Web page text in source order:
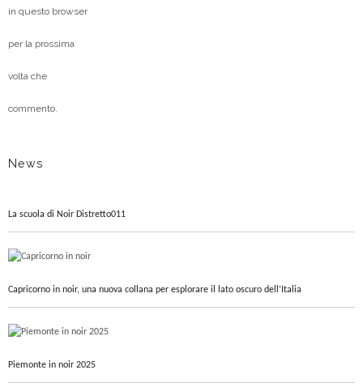
in questo browser
per la prossima
volta che
commento.
News
La scuola di Noir Distretto011
Capricorno in noir, una nuova collana per esplorare il lato oscuro dell’Italia
Piemonte in noir 2025